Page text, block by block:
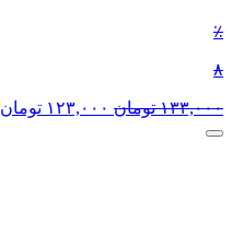
٪
۸
۱۳۳,۰۰۰ تومان ۱۲۳,۰۰۰ تومان